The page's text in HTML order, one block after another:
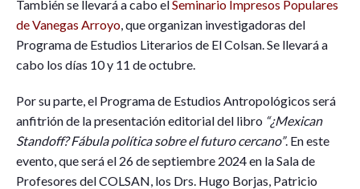
También se llevará a cabo elSeminario Impresos Populares
de Vanegas Arroyo, que organizan investigadoras del
Programa de Estudios Literarios de El Colsan. Se llevará a
cabo los días 10 y 11 de octubre.
Por su parte, el Programa de Estudios Antropológicos será
anfitrión de la presentación editorial del libro “¿Mexican
Standoff? Fábula política sobre el futuro cercano”. En este
evento, que será el 26 de septiembre 2024 en la Sala de
Profesores del COLSAN, los Drs. Hugo Borjas, Patricio